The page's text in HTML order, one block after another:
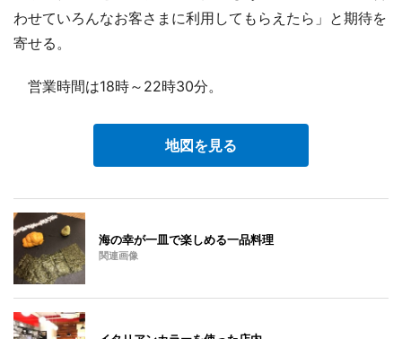
わせていろんなお客さまに利用してもらえたら」と期待を
寄せる。
営業時間は18時～22時30分。
地図を見る
海の幸が一皿で楽しめる一品料理
関連画像